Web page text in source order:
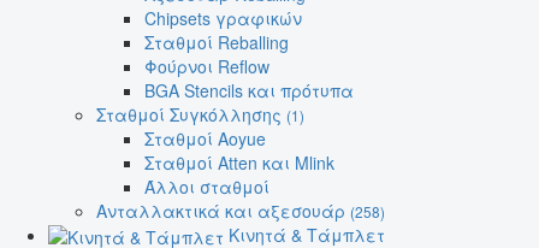
Chipsets γραφικών
Σταθμοί Reballing
Φούρνοι Reflow
BGA Stencils και πρότυπα
Σταθμοί Συγκόλλησης (1)
Σταθμοί Aoyue
Σταθμοί Atten και Mlink
Άλλοι σταθμοί
Ανταλλακτικά και αξεσουάρ (258)
Κινητά & Τάμπλετ